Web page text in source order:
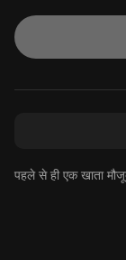
पहले से ही एक खाता